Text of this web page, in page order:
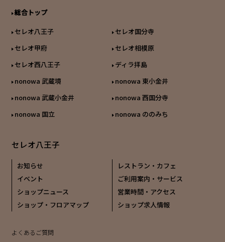
総合トップ
セレオ八王子
セレオ国分寺
セレオ甲府
セレオ相模原
セレオ西八王子
ディラ拝島
nonowa 武蔵境
nonowa 東小金井
nonowa 武蔵小金井
nonowa 西国分寺
nonowa 国立
nonowa ののみち
セレオ八王子
お知らせ
イベント
ショップニュース
ショップ・フロアマップ
レストラン・カフェ
ご利用案内・サービス
営業時間・アクセス
ショップ求人情報
よくあるご質問